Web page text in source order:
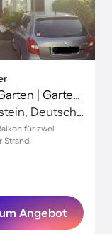
Charmante Ferienwohnung mit Garten | Gartenblick | Nah am Strand
Timmendorfer Strand, Ostholstein, Deutschland
für zwei
Strand
Angebot